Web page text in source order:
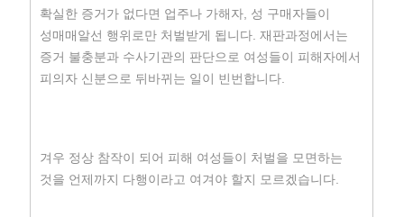
확실한 증거가 없다면 업주나 가해자, 성 구매자들이
성매매알선 행위로만 처벌받게 됩니다. 재판과정에서는
증거 불충분과 수사기관의 판단으로 여성들이 피해자에서
피의자 신분으로 뒤바뀌는 일이 빈번합니다.
겨우 정상 참작이 되어 피해 여성들이 처벌을 모면하는
것을 언제까지 다행이라고 여겨야 할지 모르겠습니다.